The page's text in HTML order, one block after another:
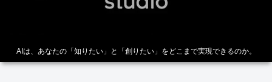
AIは、あなたの「知りたい」と「創りたい」をどこまで実現できるのか。